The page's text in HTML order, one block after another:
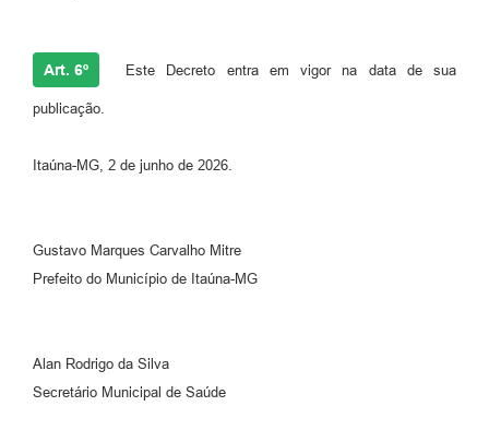
Art. 6º Este Decreto entra em vigor na data de sua
publicação.
Itaúna-MG, 2 de junho de 2026.
Gustavo Marques Carvalho Mitre
Prefeito do Município de Itaúna-MG
Alan Rodrigo da Silva
Secretário Municipal de Saúde